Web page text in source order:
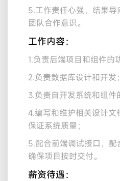
5.工作责任心强，结果
团队合作意识。
工作内容：
1.负责后端项目和组件的
2.负责数据库设计和开发；
3.负责自开发系统和组件
4.编写和维护相关设计文
保证系统质量；
5.配合前端调试接口，配
确保项目按时交付。
薪资待遇：